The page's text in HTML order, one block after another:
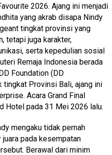
2026. Ajang ini menjadi
yang akrab disapa Nindy
tingkat provinsi yang
tetapi juga karakter,
serta kepedulian sosial
Remaja Indonesia berada
Foundation (DD
tingkat Provinsi Bali, ajang ini
Acara Grand Final
Hotel pada 31 Mei 2026 lalu.
mengaku tidak pernah
pada kesempatan
Berawal dari minim